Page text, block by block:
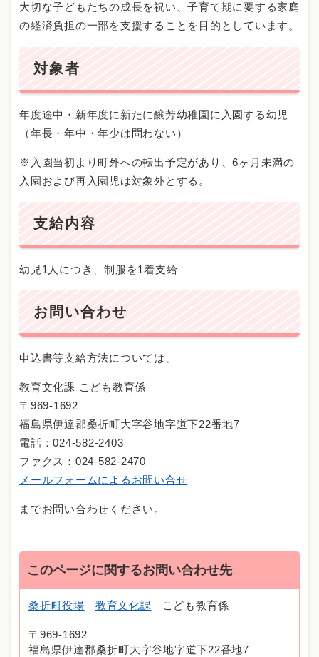
大切な子どもたちの成長を祝い、子育て期に要する家庭
の経済負担の一部を支援することを目的としています。
対象者
年度途中・新年度に新たに醸芳幼稚園に入園する幼児
（年長・年中・年少は問わない）
※入園当初より町外への転出予定があり、6ヶ月未満の
入園および再入園児は対象外とする。
支給内容
幼児1人につき、制服を1着支給
お問い合わせ
申込書等支給方法については、
教育文化課 こども教育係
〒969-1692
福島県伊達郡桑折町大字谷地字道下22番地7
電話：024-582-2403
ファクス：024-582-2470
​​​​​​​メールフォームによるお問い合せ
までお問い合わせください。
このページに関するお問い合わせ先
桑折町役場 教育文化課 こども教育係
〒969-1692
福島県伊達郡桑折町大字谷地字道下22番地7